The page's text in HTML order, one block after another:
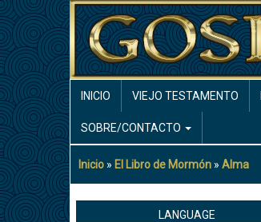
Pasar
al
contenido
principal
NAVIGATION
INICIO VIEJO TESTAMENTO
SOBRE/CONTACTO
Sobrescribir
enlaces
Inicio El Libro de Mormón Alma
LANGUAGE